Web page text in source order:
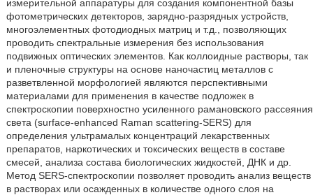
измерительной аппаратуры для создания компонентной базы
фотометрических детекторов, зарядно-разрядных устройств,
многоэлементных фотодиодных матриц и т.д., позволяющих
проводить спектральные измерения без использования
подвижных оптических элементов. Как коллоидные растворы, так
и пленочные структуры на основе наночастиц металлов с
разветвленной морфологией являются перспективными
материалами для применения в качестве подложек в
спектроскопии поверхностно усиленного рамановского рассеяния
света (surface-enhanced Raman scattering-SERS) для
определения ультрамалых концентраций лекарственных
препаратов, наркотических и токсических веществ в составе
смесей, анализа состава биологических жидкостей, ДНК и др.
Метод SERS-спектроскопии позволяет проводить анализ веществ
в растворах или осажденных в количестве одного слоя на